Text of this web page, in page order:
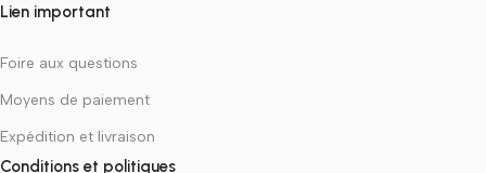
Lien important
Foire aux questions
Moyens de paiement
Expédition et livraison
Conditions et politiques